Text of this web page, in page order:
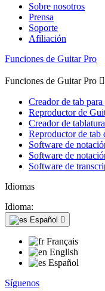
Sobre nosotros
Prensa
Soporte
Afiliación
Funciones de Guitar Pro
Funciones de Guitar Pro 
Creador de tab para
Reproductor de
Creador de
Reproductor de tab
Software de
Software de
Software de
Idiomas
Idioma:
Español 
Français
English
Español
Síguenos